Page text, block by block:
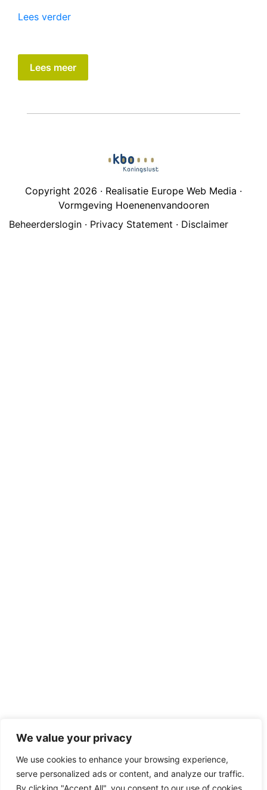
We value your privacy
We use cookies to enhance your browsing experience,
serve personalized ads or content, and analyze our traffic.
By clicking "Accept All", you consent to our use of cookies.
Lees verder“Workshop
Lees meer
Copyright 2026 · Realisatie Europe Web Media ·
Vormgeving Hoenenenvandooren
Beheerderslogin · Privacy Statement · Disclaimer